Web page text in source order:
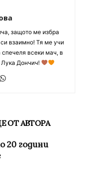
защото ме избра
взаимно! Тя ме учи
всеки мач, в
Лука Дончич!
ОТ АВТОРА
20 години